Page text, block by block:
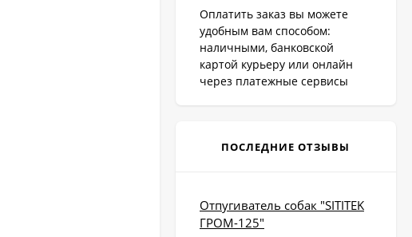
Оплатить заказ вы можете
удобным вам способом:
наличными, банковской
картой курьеру или онлайн
через платежные сервисы
ПОСЛЕДНИЕ ОТЗЫВЫ
Отпугиватель собак "SITITEK
ГРОМ-125"